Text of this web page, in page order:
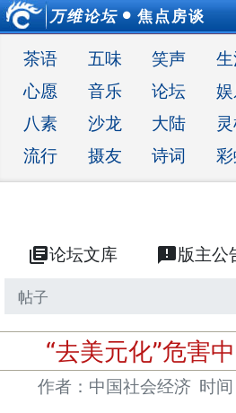
万维论坛 ● 焦点房谈
茶语 五味 笑声
心愿
音乐 论坛
八素
沙龙 大陆
流行
摄友 诗词
library_books论坛文库 announcement版主公
帖子
“去美元化”危害
作者：中国社会经济 时间